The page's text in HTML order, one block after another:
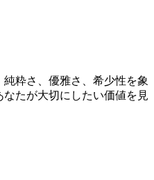
粋さ、優雅さ、希少性を象
たが大切にしたい価値を見